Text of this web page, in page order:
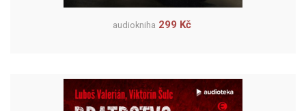
audiokniha 299 Kč